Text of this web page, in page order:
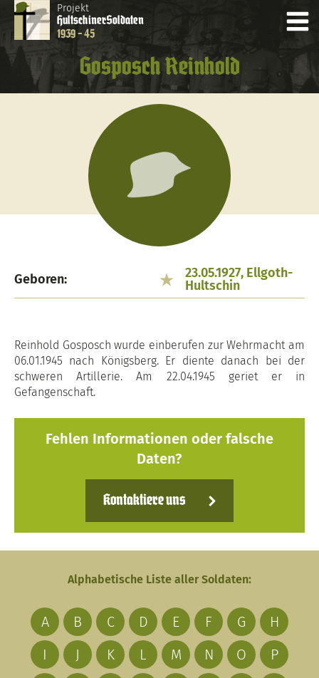
Projekt
HultschinerSoldaten
1939 - 45
Gosposch Reinhold
Geboren:
23.05.1927, Ellgoth-
Hultschin
Reinhold Gosposch wurde einberufen zur Wehrmacht am
06.01.1945 nach Königsberg. Er diente danach bei der
schweren Artillerie. Am 22.04.1945 geriet er in
Gefangenschaft.
Fehlen Informationen oder falsche
Daten?
Kontaktiere uns
Alphabetische Liste aller Soldaten:
A B C D E F G
H
I
J K L M N O
P